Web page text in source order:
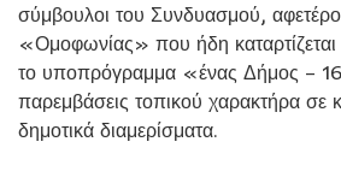
σύμβουλοι του Συνδυασμού,
«Ομοφωνίας» που ήδη καταρτίζεται
το υποπρόγραμμα «ένας Δήμος –
παρεμβάσεις τοπικού χαρακτήρα σε
δημοτικά διαμερίσματα.